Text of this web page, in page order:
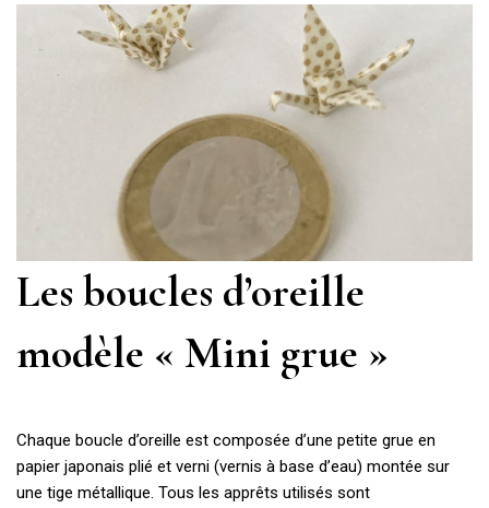
Les boucles d’oreille
modèle « Mini grue »
Chaque boucle d’oreille est composée d’une petite grue en
papier japonais plié et verni (vernis à base d’eau) montée sur
une tige métallique. Tous les apprêts utilisés sont